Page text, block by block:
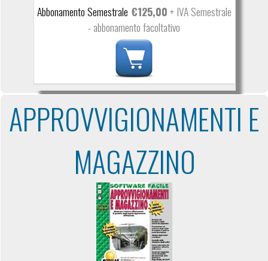
€125,00+ IVA Semestrale
- abbonamento facoltativo
APPROVVIGIONAMENTI E
MAGAZZINO